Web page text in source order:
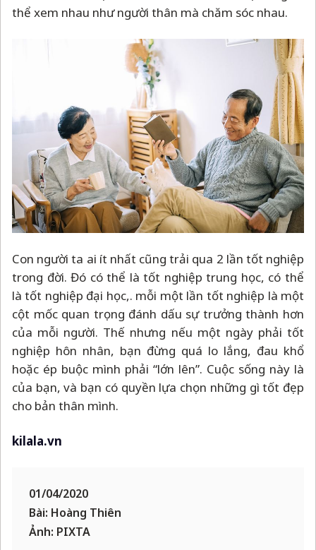
thể xem nhau như người thân mà chăm sóc nhau.
Con người ta ai ít nhất cũng trải qua 2 lần tốt nghiệp
trong đời. Đó có thể là tốt nghiệp trung học, có thể
là tốt nghiệp đại học,. mỗi một lần tốt nghiệp là một
cột mốc quan trọng đánh dấu sự trưởng thành hơn
của mỗi người. Thế nhưng nếu một ngày phải tốt
nghiệp hôn nhân, bạn đừng quá lo lắng, đau khổ
hoặc ép buộc mình phải “lớn lên”. Cuộc sống này là
của bạn, và bạn có quyền lựa chọn những gì tốt đẹp
cho bản thân mình.
kilala.vn
01/04/2020
Bài: Hoàng Thiên
Ảnh: PIXTA